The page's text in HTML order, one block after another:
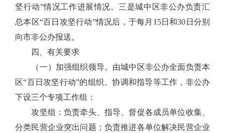
坚行动”情况工作进展情况。三是城中区非公办负责汇
总本区“百日攻坚行动”情况后，于每月15日和30日分别
向市非公办报送。
四、有关要求
（一）加强组织领导。由城中区非公办全面负责本
区“百日攻坚行动”的组织、协调和指导等工作，非公办
下设三个专项工作组：
攻坚组：负责牵头、指导、督促各成员单位收集、
分类民营企业突出问题；负责推进各单位解决民营企业